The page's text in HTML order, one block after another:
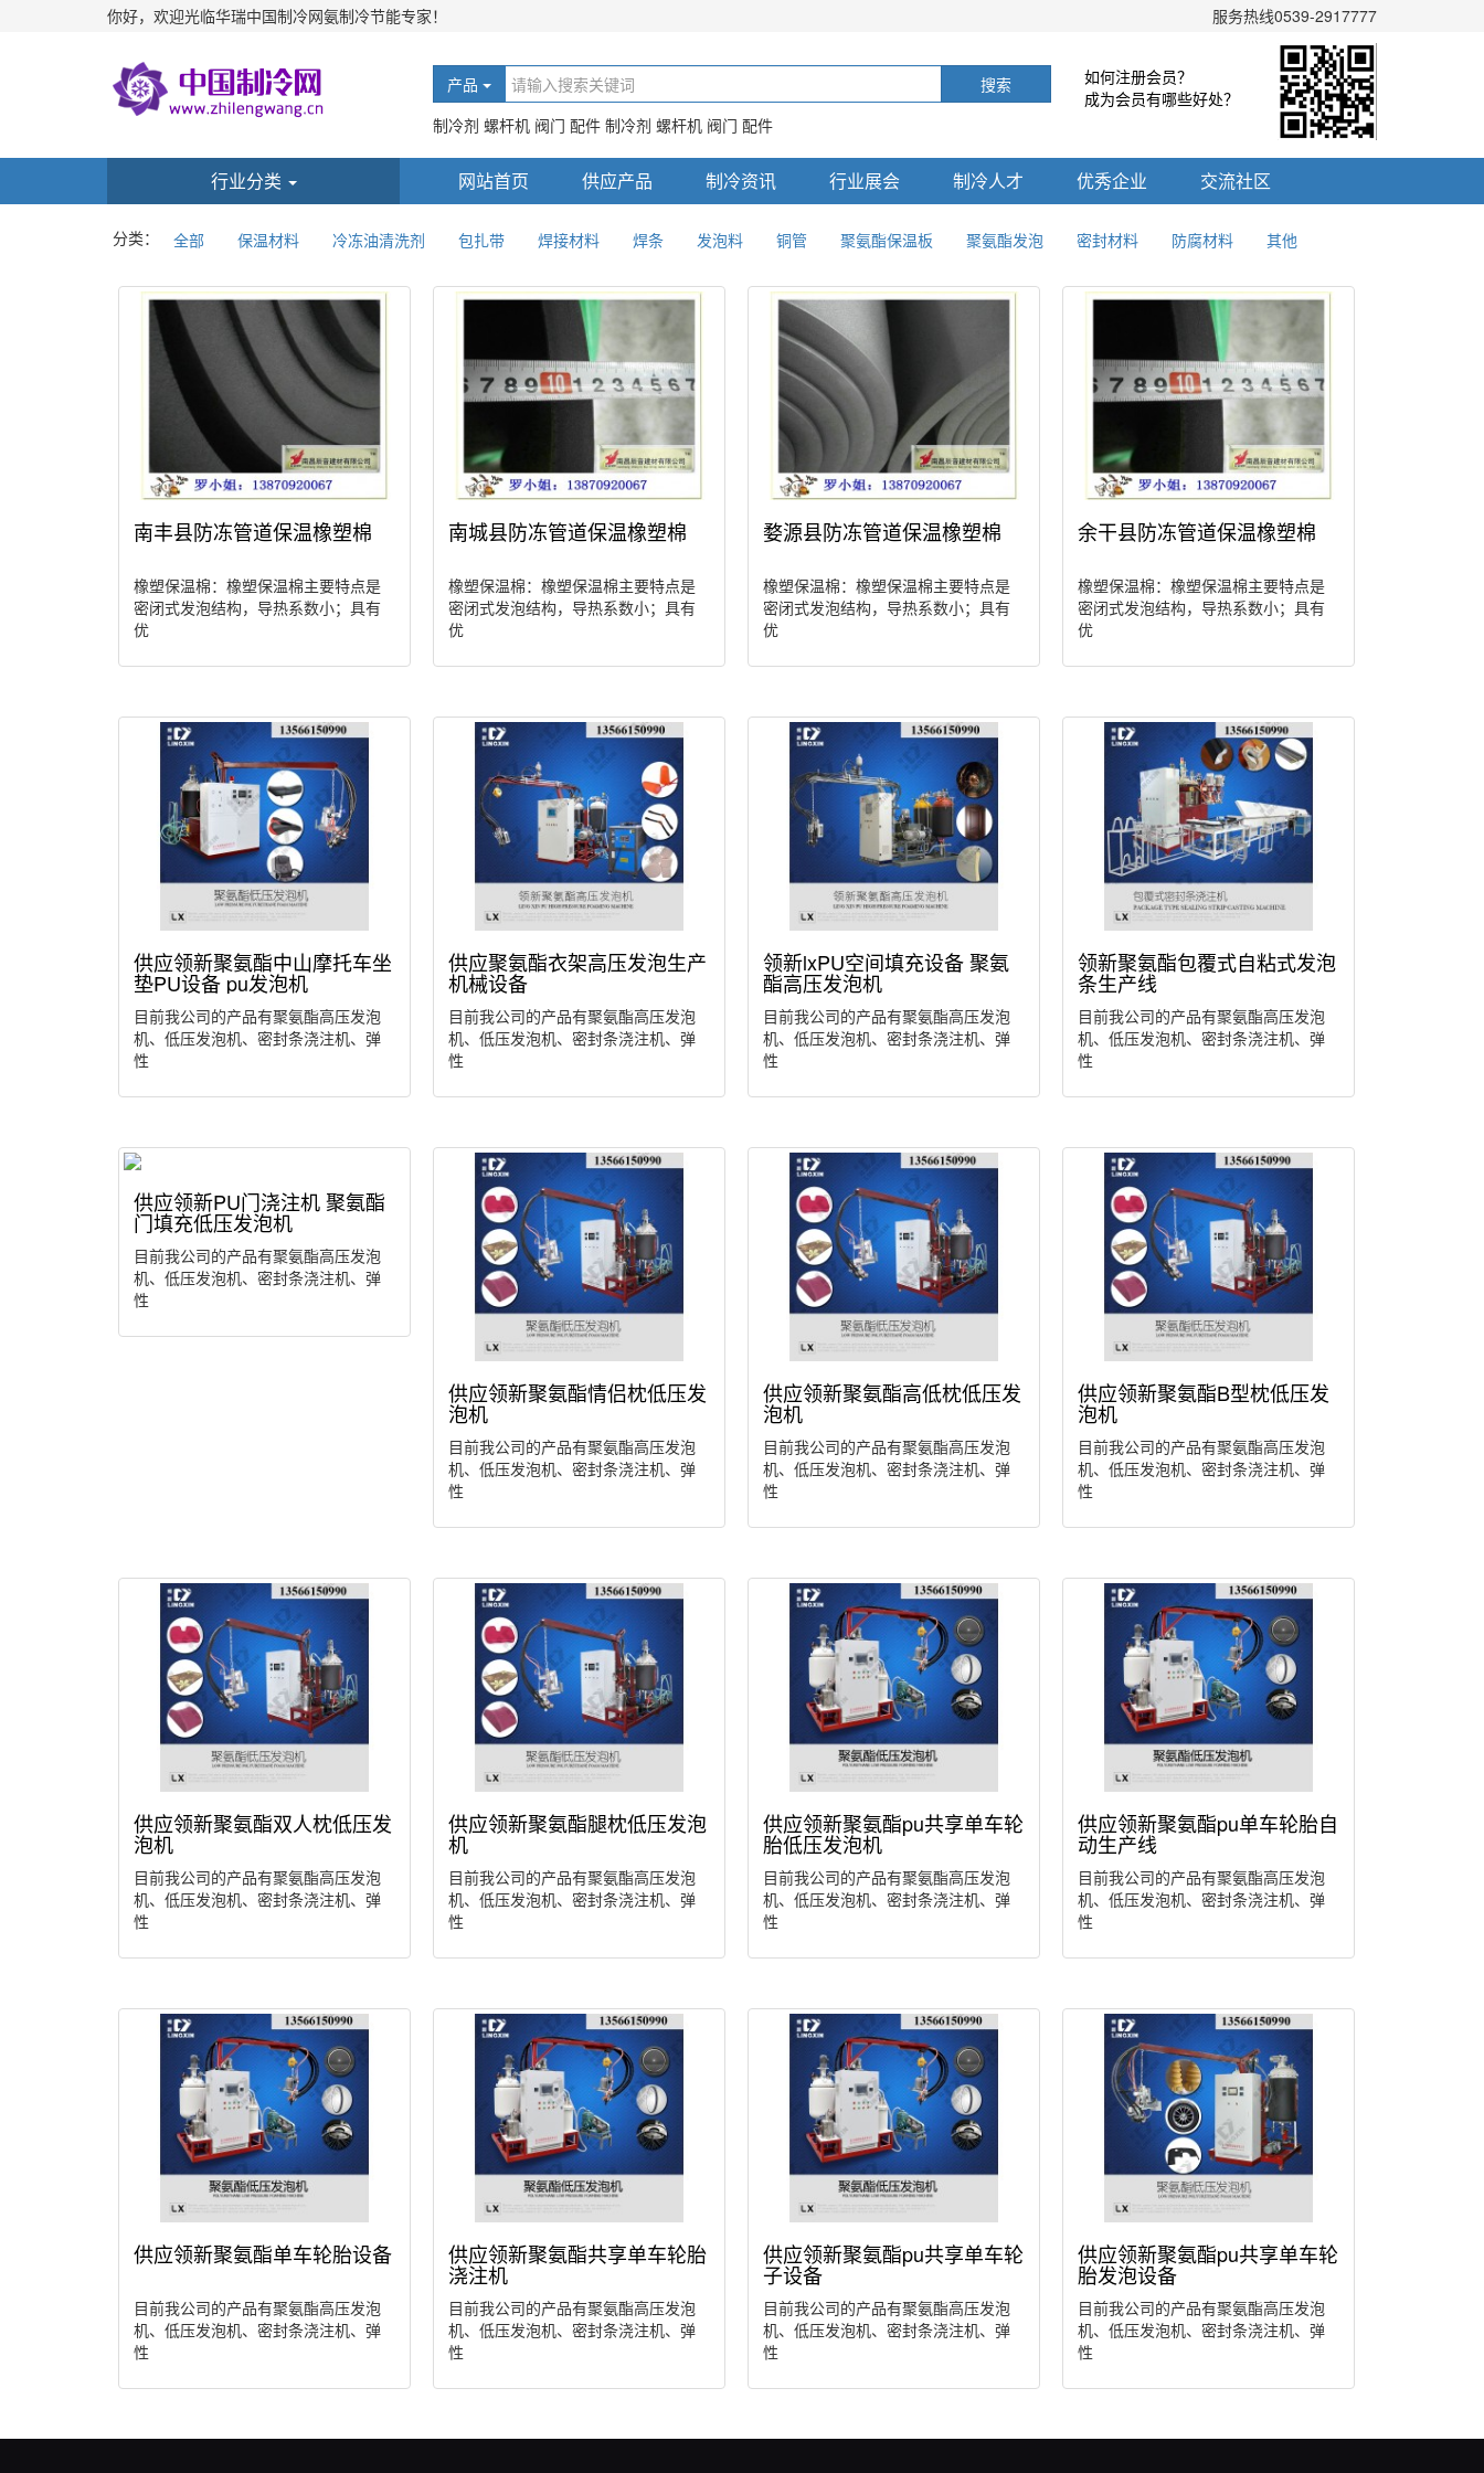
你好，欢迎光临华瑞中国制冷网氨制冷节能专家！ 服务热线0539-2917777
产品
搜索
制冷剂 螺杆机 阀门 配件 制冷剂 螺杆机 阀门 配件
如何注册会员？
成为会员有哪些好处？
行业分类 网站首页 供应产品 制冷资讯 行业展会 制冷人才 优秀企业 交流社区
分类： 全部 保温材料 冷冻油清洗剂 包扎带 焊接材料 焊条 发泡料 铜管 聚氨酯保温板 聚氨酯发泡 密封材料 防腐材料 其他
南丰县防冻管道保温橡塑棉
橡塑保温棉：橡塑保温棉主要特点是
密闭式发泡结构，导热系数小；具有
优
南城县防冻管道保温橡塑棉
橡塑保温棉：橡塑保温棉主要特点是
密闭式发泡结构，导热系数小；具有
优
婺源县防冻管道保温橡塑棉
橡塑保温棉：橡塑保温棉主要特点是
密闭式发泡结构，导热系数小；具有
优
余干县防冻管道保温橡塑棉
橡塑保温棉：橡塑保温棉主要特点是
密闭式发泡结构，导热系数小；具有
优
供应领新聚氨酯中山摩托车坐
垫PU设备 pu发泡机
目前我公司的产品有聚氨酯高压发泡
机、低压发泡机、密封条浇注机、弹
性
供应聚氨酯衣架高压发泡生产
机械设备
目前我公司的产品有聚氨酯高压发泡
机、低压发泡机、密封条浇注机、弹
性
领新lxPU空间填充设备 聚氨
酯高压发泡机
目前我公司的产品有聚氨酯高压发泡
机、低压发泡机、密封条浇注机、弹
性
领新聚氨酯包覆式自粘式发泡
条生产线
目前我公司的产品有聚氨酯高压发泡
机、低压发泡机、密封条浇注机、弹
性
供应领新PU门浇注机 聚氨酯
门填充低压发泡机
目前我公司的产品有聚氨酯高压发泡
机、低压发泡机、密封条浇注机、弹
性
供应领新聚氨酯情侣枕低压发
泡机
目前我公司的产品有聚氨酯高压发泡
机、低压发泡机、密封条浇注机、弹
性
供应领新聚氨酯高低枕低压发
泡机
目前我公司的产品有聚氨酯高压发泡
机、低压发泡机、密封条浇注机、弹
性
供应领新聚氨酯B型枕低压发
泡机
目前我公司的产品有聚氨酯高压发泡
机、低压发泡机、密封条浇注机、弹
性
供应领新聚氨酯双人枕低压发
泡机
目前我公司的产品有聚氨酯高压发泡
机、低压发泡机、密封条浇注机、弹
性
供应领新聚氨酯腿枕低压发泡
机
目前我公司的产品有聚氨酯高压发泡
机、低压发泡机、密封条浇注机、弹
性
供应领新聚氨酯pu共享单车轮
胎低压发泡机
目前我公司的产品有聚氨酯高压发泡
机、低压发泡机、密封条浇注机、弹
性
供应领新聚氨酯pu单车轮胎自
动生产线
目前我公司的产品有聚氨酯高压发泡
机、低压发泡机、密封条浇注机、弹
性
供应领新聚氨酯单车轮胎设备
目前我公司的产品有聚氨酯高压发泡
机、低压发泡机、密封条浇注机、弹
性
供应领新聚氨酯共享单车轮胎
浇注机
目前我公司的产品有聚氨酯高压发泡
机、低压发泡机、密封条浇注机、弹
性
供应领新聚氨酯pu共享单车轮
子设备
目前我公司的产品有聚氨酯高压发泡
机、低压发泡机、密封条浇注机、弹
性
供应领新聚氨酯pu共享单车轮
胎发泡设备
目前我公司的产品有聚氨酯高压发泡
机、低压发泡机、密封条浇注机、弹
性